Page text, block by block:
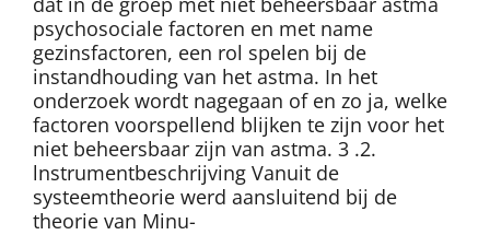
psychosociale factoren en met name
gezinsfactoren, een rol spelen bij de
instandhouding van het astma. In het
onderzoek wordt nagegaan of en zo ja, welke
factoren voorspellend blijken te zijn voor het
niet beheersbaar zijn van astma. 3 .2.
lnstrumentbeschrijving Vanuit de
systeemtheorie werd aansluitend bij de
theorie van Minu-